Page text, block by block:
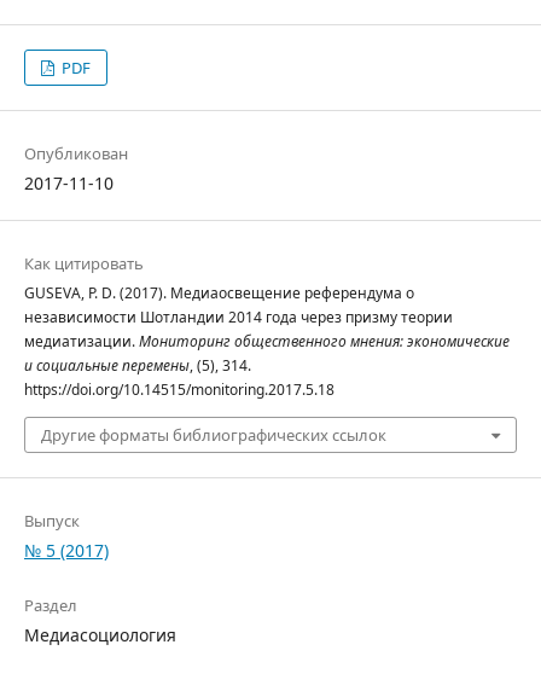
PDF
Опубликован
2017-11-10
Как цитировать
GUSEVA, P. D. (2017). Медиаосвещение референдума о
независимости Шотландии 2014 года через призму теории
медиатизации.Мониторинг общественного мнения: экономические
и социальные перемены, (5), 314.
https://doi.org/10.14515/monitoring.2017.5.18
Другие форматы библиографических ссылок
Выпуск
№ 5 (2017)
Раздел
Медиасоциология